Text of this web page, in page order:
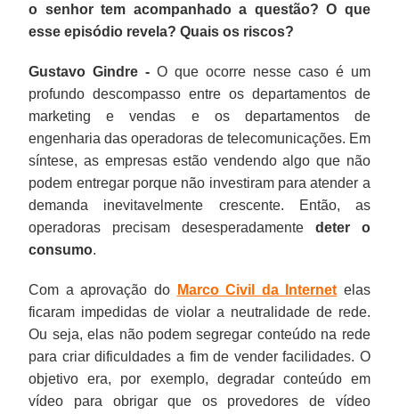
o senhor tem acompanhado a questão? O que
esse episódio revela? Quais os riscos?
Gustavo Gindre - O que ocorre nesse caso é um
profundo descompasso entre os departamentos de
marketing e vendas e os departamentos de
engenharia das operadoras de telecomunicações. Em
síntese, as empresas estão vendendo algo que não
podem entregar porque não investiram para atender a
demanda inevitavelmente crescente. Então, as
operadoras precisam desesperadamente deter o
consumo.
Com a aprovação do Marco Civil da Internet elas
ficaram impedidas de violar a neutralidade de rede.
Ou seja, elas não podem segregar conteúdo na rede
para criar dificuldades a fim de vender facilidades. O
objetivo era, por exemplo, degradar conteúdo em
vídeo para obrigar que os provedores de vídeo